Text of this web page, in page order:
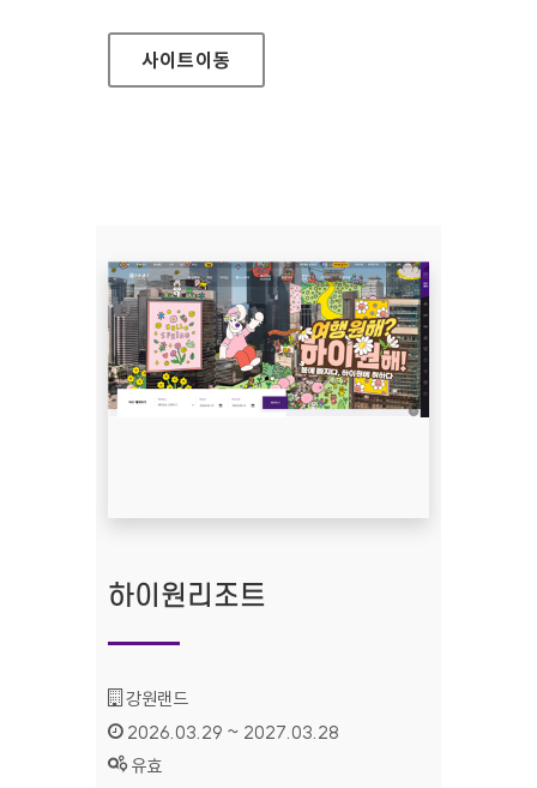
사이트이동
하이원리조트
기관명 :
강원랜드
인증기간 :
2026.03.29 ~ 2027.03.28
상태 :
유효